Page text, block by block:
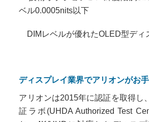
ベル0.0005nits以下
DIMレベルが優れたOLED型ディ
ディスプレイ業界でアリオンがお
アリオンは2015年に認証を取得し
証ラボ(UHDA Authorized Test